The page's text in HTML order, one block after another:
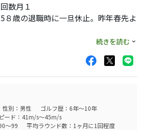
数月１
８歳の退職時に一旦休止。昨年春先よ
けるギアーとボールの進歩は革命的
ング理論の相当数は否定的にあつか
りで、再開当初は戸惑うばかりであ
ネットでスイング論とギアーについ
続きを読む
性別：男性
ゴルフ歴：6年～10年
ード：41m/s～45m/s
～99
平均ラウンド数：1ヶ月に1回程度